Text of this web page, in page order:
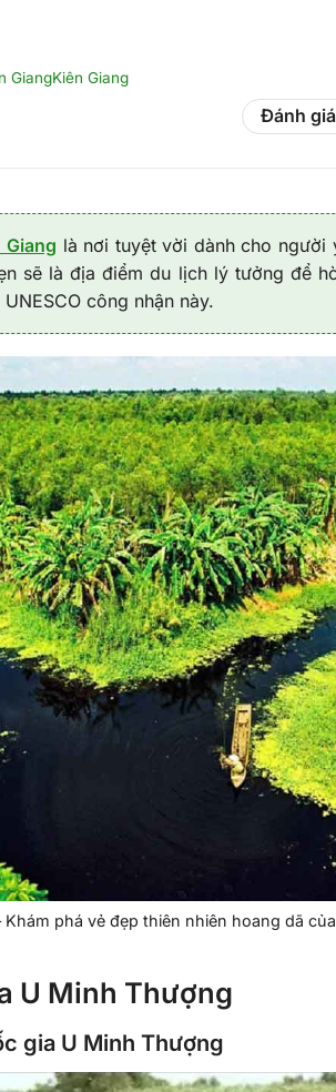
GiangKiên Giang
Đánh
là nơi tuyệt vời dành cho người
sẽ là địa điểm du lịch lý tưởng để
công nhận này.
Khám phá vẻ đẹp thiên nhiên hoang dã
U Minh Thượng
gia U Minh Thượng